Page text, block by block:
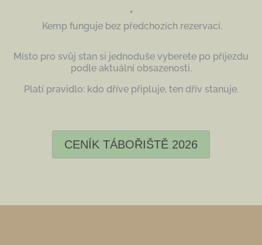
•
Kemp funguje bez předchozích rezervací.
Místo pro svůj stan si jednoduše vyberete po příjezdu
podle aktuální obsazenosti.
Platí pravidlo: kdo dříve připluje, ten dřív stanuje.
CENÍK TÁBOŘIŠTĚ 2026